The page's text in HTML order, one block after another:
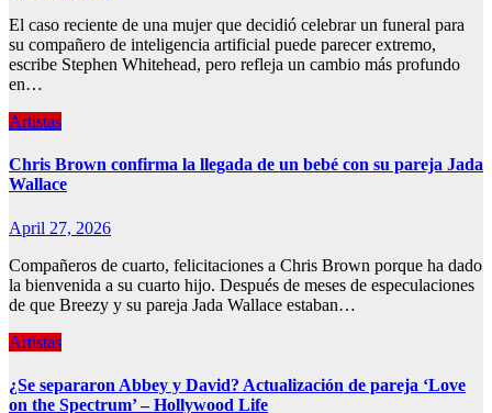
El caso reciente de una mujer que decidió celebrar un funeral para
su compañero de inteligencia artificial puede parecer extremo,
escribe Stephen Whitehead, pero refleja un cambio más profundo
en…
Artistas
Chris Brown confirma la llegada de un bebé con su pareja Jada
Wallace
April 27, 2026
Compañeros de cuarto, felicitaciones a Chris Brown porque ha dado
la bienvenida a su cuarto hijo. Después de meses de especulaciones
de que Breezy y su pareja Jada Wallace estaban…
Artistas
¿Se separaron Abbey y David? Actualización de pareja ‘Love
on the Spectrum’ – Hollywood Life